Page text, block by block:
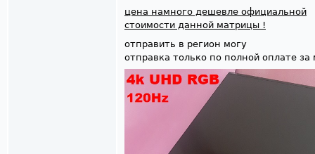
цена намного дешевле официальной
стоимости данной матрицы !
отправить в регион могу
отправка только по полной оплате за